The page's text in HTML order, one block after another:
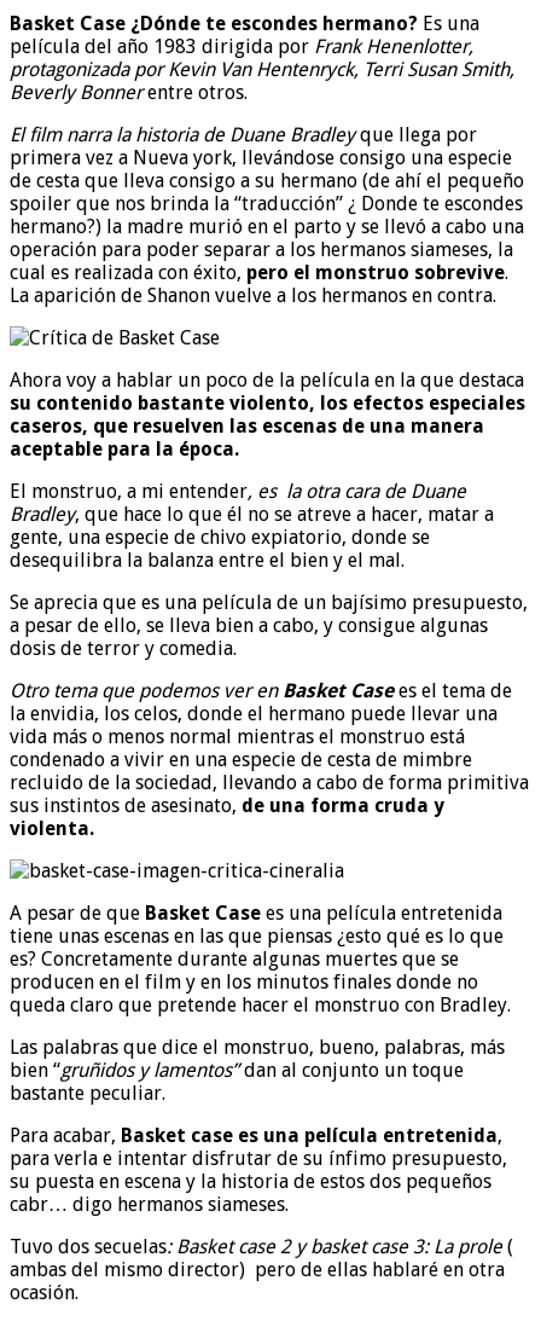
Basket Case ¿Dónde te escondes hermano? Es una
película del año 1983 dirigida por Frank Henenlotter,
protagonizada por Kevin Van Hentenryck, Terri Susan Smith,
Beverly Bonnerentre otros.
El film narra la historia de Duane Bradleyque llega por
primera vez a Nueva york, llevándose consigo una especie
de cesta que lleva consigo a su hermano (de ahí el pequeño
spoiler que nos brinda la “traducción” ¿ Donde te escondes
hermano?) la madre murió en el parto y se llevó a cabo una
operación para poder separar a los hermanos siameses, la
cual es realizada con éxito, pero el monstruo sobrevive.
La aparición de Shanon vuelve a los hermanos en contra.
Ahora voy a hablar un poco de la película en la que destaca
su contenido bastante violento, los efectos especiales
caseros, que resuelven las escenas de una manera
aceptable para la época.
El monstruo, a mi entender, es la otra cara de Duane
Bradley, que hace lo que él no se atreve a hacer, matar a
gente, una especie de chivo expiatorio, donde se
desequilibra la balanza entre el bien y el mal.
Se aprecia que es una película de un bajísimo presupuesto,
a pesar de ello, se lleva bien a cabo, y consigue algunas
dosis de terror y comedia.
Otro tema que podemos ver en Basket Casees el tema de
la envidia, los celos, donde el hermano puede llevar una
vida más o menos normal mientras el monstruo está
condenado a vivir en una especie de cesta de mimbre
recluido de la sociedad, llevando a cabo de forma primitiva
sus instintos de asesinato, de una forma cruda y
violenta.
A pesar de que Basket Case es una película entretenida
tiene unas escenas en las que piensas ¿esto qué es lo que
es? Concretamente durante algunas muertes que se
producen en el film y en los minutos finales donde no
queda claro que pretende hacer el monstruo con Bradley.
Las palabras que dice el monstruo, bueno, palabras, más
bien “gruñidos y lamentos”dan al conjunto un toque
bastante peculiar.
Para acabar, Basket case es una película entretenida,
para verla e intentar disfrutar de su ínfimo presupuesto,
su puesta en escena y la historia de estos dos pequeños
cabr… digo hermanos siameses.
Tuvo dos secuelas: Basket case 2 y basket case 3: La prole(
ambas del mismo director) pero de ellas hablaré en otra
ocasión.